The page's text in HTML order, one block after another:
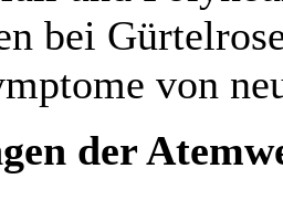
bei
von
der